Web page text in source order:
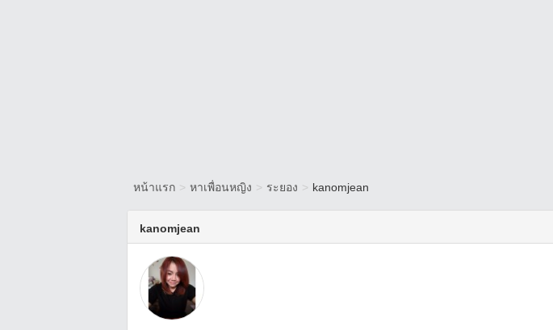
หน้าแรก > หาเพื่อนหญิง > ระยอง > kanomjean
kanomjean